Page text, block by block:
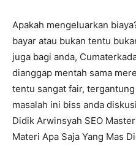
Apakah mengeluarkan
bayar atau bukan tentu
juga bagi anda,
dianggap mentah sama
tentu sangat fair,
masalah ini biss anda
Didik Arwinsyah SEO
Materi Apa Saja Yang Mas